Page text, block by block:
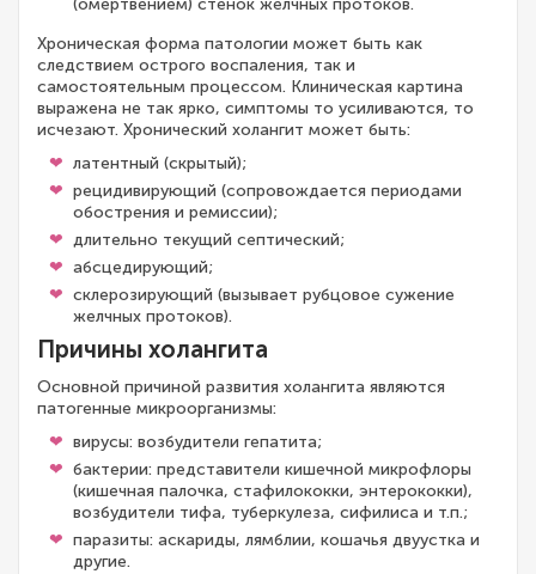
(омертвением) стенок желчных протоков.
Хроническая форма патологии может быть как
следствием острого воспаления, так и
самостоятельным процессом. Клиническая картина
выражена не так ярко, симптомы то усиливаются, то
исчезают. Хронический холангит может быть:
латентный (скрытый);
рецидивирующий (сопровождается периодами
обострения и ремиссии);
длительно текущий септический;
абсцедирующий;
склерозирующий (вызывает рубцовое сужение
желчных протоков).
Причины холангита
Основной причиной развития холангита являются
патогенные микроорганизмы:
вирусы: возбудители гепатита;
бактерии: представители кишечной микрофлоры
(кишечная палочка, стафилококки, энтерококки),
возбудители тифа, туберкулеза, сифилиса и т.п.;
паразиты: аскариды, лямблии, кошачья двуустка и
другие.